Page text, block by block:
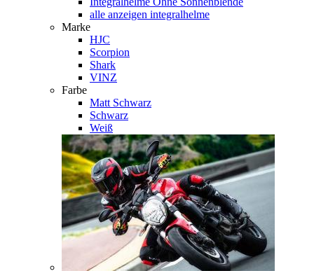
alle anzeigen integralhelme
Marke
HJC
Scorpion
Shark
VINZ
Farbe
Matt Schwarz
Schwarz
Weiß